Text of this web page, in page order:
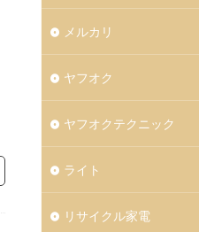
メルカリ
ヤフオク
ヤフオクテクニック
ライト
リサイクル家電